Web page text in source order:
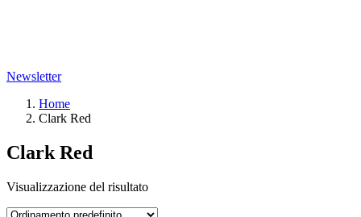
Newsletter
Home
Clark Red
Clark Red
Visualizzazione del risultato